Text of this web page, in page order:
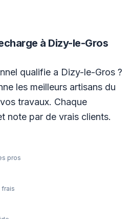
à Dizy-le-Gros
qualifie a Dizy-le-Gros ?
les meilleurs artisans du
travaux. Chaque
note par de vrais clients.
pros
frais